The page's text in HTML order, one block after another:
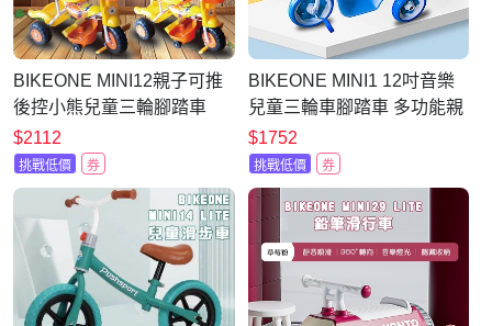
BIKEONE MINI12親子可推
後控小熊兒童三輪腳踏車
$2112
挑戰低價 券
BIKEONE MINI1 12吋音樂
兒童三輪車腳踏車 多功能親
子後控可推騎三輪車
$1752
挑戰低價 券